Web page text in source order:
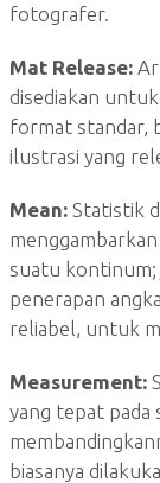
fotografer.
Mat Release:
disediakan
format standar,
ilustrasi yang
Mean: Statistik
suatu kontinum;
penerapan
reliabel, untuk
Measurement:
yang tepat pada
biasanya